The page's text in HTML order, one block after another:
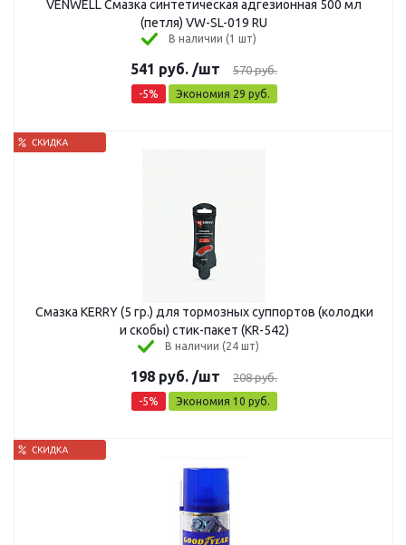
VENWELL Смазка синтетическая адгезионная 500 мл
(петля) VW-SL-019 RU
В наличии (1 шт)
541 руб. /шт 570руб.
-5% Экономия 29 руб.
Смазка KERRY (5 гр.) для тормозных суппортов (колодки
и скобы) стик-пакет (KR-542)
В наличии (24 шт)
198 руб. /шт 208руб.
-5% Экономия 10 руб.